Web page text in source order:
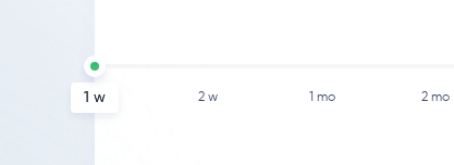
1 w 2 w 1 mo 2 mo